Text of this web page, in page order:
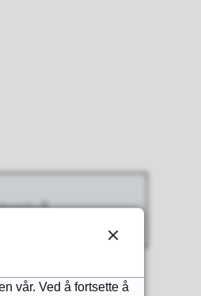
vår. Ved å fortsette å